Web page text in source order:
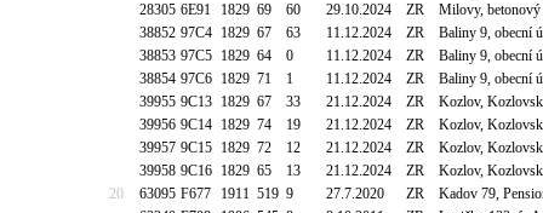
28305 6E91 1829 69 60 29.10.2024 ZR
Milovy,
38852 97C4 1829 67 63 11.12.2024 ZR
Baliny 9, obecní
38853 97C5 1829 64 0 11.12.2024 ZR
Baliny 9, obecní
38854 97C6 1829 71 1 11.12.2024 ZR
Baliny 9, obecní
39955 9C13 1829 67 33 21.12.2024 ZR
Kozlov,
39956 9C14 1829 74 19 21.12.2024 ZR
Kozlov,
39957 9C15 1829 72 12 21.12.2024 ZR
Kozlov,
39958 9C16 1829 65 13 21.12.2024 ZR
Kozlov,
20
63095 F677 1911 519 9 27.7.2020 ZR
Kadov 79,